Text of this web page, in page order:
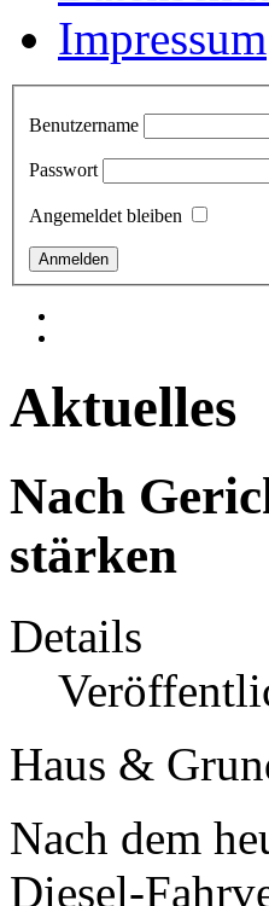
Impressum
Benutzername
Passwort
Angemeldet bleiben
Aktuelles
Nach
stärken
Details
Haus &
Nach dem
Diesel-